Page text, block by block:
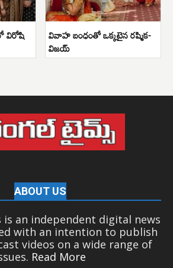
విరోషి వివాహ బంధంతో ఒక్కటైన రష్మిక-
విజయ్
ABOUT US
is an independent digital news
with an intention to publish
videos on a wide range of
Read More